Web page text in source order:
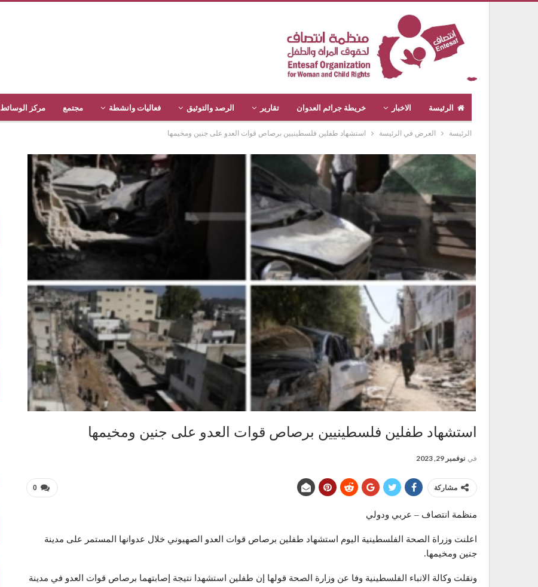
الرئيسة الاخبار خريطة جرائم العدوان تقارير الرصد والتوثيق فعاليات وانشطة مجتمع مركز الوسائط
الرئيسة العرض في الرئيسة استشهاد طفلين فلسطينيين برصاص قوات العدو على جنين ومخيمها
استشهاد طفلين فلسطينيين برصاص قوات العدو على جنين ومخيمها
في نوفمبر 29, 2023
0 مشاركة
منظمة انتصاف – عربي ودولي
اعلنت وزراة الصحة الفلسطينية اليوم استشهاد طفلين برصاص قوات العدو الصهيوني خلال عدوانها المستمر على مدينة
جنين ومخيمها.
ونقلت وكالة الانباء الفلسطينية وفا عن وزارة الصحة قولها إن طفلين استشهدا نتيجة إصابتهما برصاص قوات العدو في مدينة